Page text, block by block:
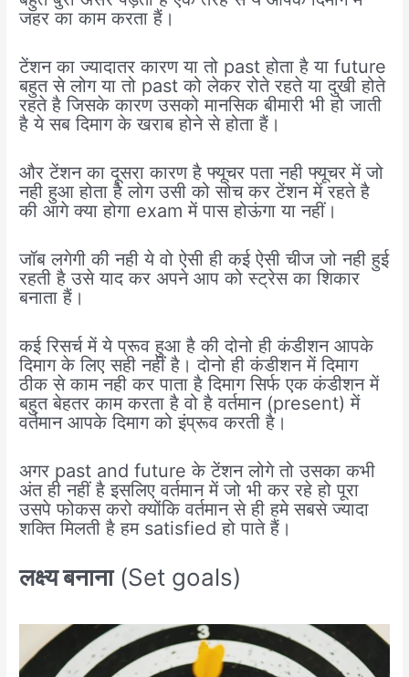
जहर का काम करता हैं।
टेंशन का ज्यादातर कारण या तो past होता है या future
बहुत से लोग या तो past को लेकर रोते रहते या दुखी होते
रहते है जिसके कारण उसको मानसिक बीमारी भी हो जाती
है ये सब दिमाग के खराब होने से होता हैं।
और टेंशन का दूसरा कारण है फ्यूचर पता नही फ्यूचर में जो
नही हुआ होता है लोग उसी को सोच कर टेंशन में रहते है
की आगे क्या होगा exam में पास होऊंगा या नहीं।
जॉब लगेगी की नही ये वो ऐसी ही कई ऐसी चीज जो नही हुई
रहती है उसे याद कर अपने आप को स्ट्रेस का शिकार
बनाता हैं।
कई रिसर्च में ये प्रूव हुआ है की दोनो ही कंडीशन आपके
दिमाग के लिए सही नहीं है। दोनो ही कंडीशन में दिमाग
ठीक से काम नही कर पाता है दिमाग सिर्फ एक कंडीशन में
बहुत बेहतर काम करता है वो है वर्तमान (present) में
वर्तमान आपके दिमाग को इंप्रूव करती है।
अगर past and future के टेंशन लोगे तो उसका कभी
अंत ही नहीं है इसलिए वर्तमान में जो भी कर रहे हो पूरा
उसपे फोकस करो क्योंकि वर्तमान से ही हमे सबसे ज्यादा
शक्ति मिलती है हम satisfied हो पाते हैं।
लक्ष्य बनाना(Set goals)